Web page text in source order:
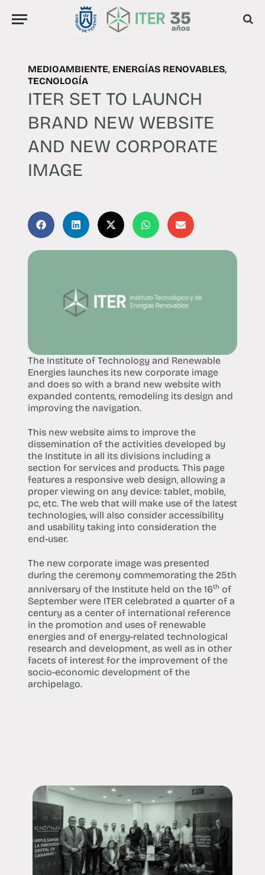
MEDIOAMBIENTE, ENERGÍAS RENOVABLES,
TECNOLOGÍA
ITER SET TO LAUNCH
BRAND NEW WEBSITE
AND NEW CORPORATE
IMAGE
The Institute of Technology and Renewable
Energies launches its new corporate image
and does so with a brand new website with
expanded contents, remodeling its design and
improving the navigation.
This new website aims to improve the
dissemination of the activities developed by
the Institute in all its divisions including a
section for services and products. This page
features a responsive web design, allowing a
proper viewing on any device: tablet, mobile,
pc, etc. The web that will make use of the latest
technologies, will also consider accessibility
and usability taking into consideration the
end-user.
The new corporate image was presented
during the ceremony commemorating the 25th
anniversary of the Institute held on the 16th of
September were ITER celebrated a quarter of a
century as a center of international reference
in the promotion and uses of renewable
energies and of energy-related technological
research and development, as well as in other
facets of interest for the improvement of the
socio-economic development of the
archipelago.